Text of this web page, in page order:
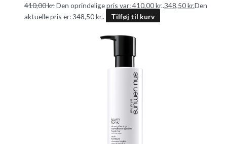
410,00kr.Den oprindelige pris var: 410,00 kr..348,50kr.Den
aktuelle pris er: 348,50 kr..
Tilføj til kurv